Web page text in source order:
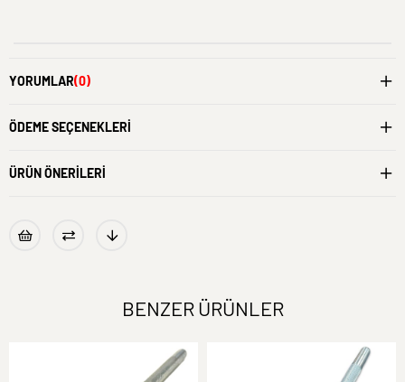
YORUMLAR(0)
ÖDEME SEÇENEKLERI
ÜRÜN ÖNERILERI
BENZER ÜRÜNLER